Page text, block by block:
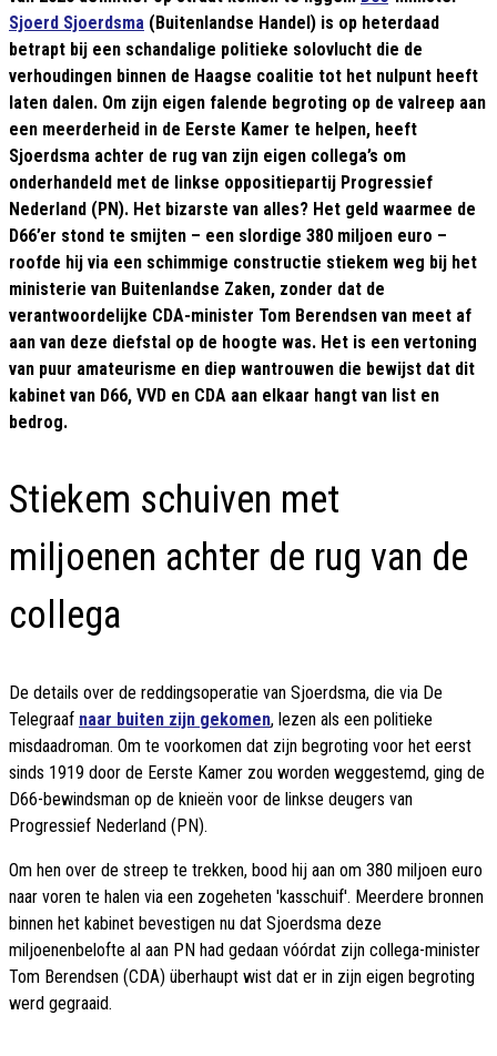
Sjoerd Sjoerdsma (Buitenlandse Handel) is op heterdaad
betrapt bij een schandalige politieke solovlucht die de
verhoudingen binnen de Haagse coalitie tot het nulpunt heeft
laten dalen. Om zijn eigen falende begroting op de valreep aan
een meerderheid in de Eerste Kamer te helpen, heeft
Sjoerdsma achter de rug van zijn eigen collega’s om
onderhandeld met de linkse oppositiepartij Progressief
Nederland (PN). Het bizarste van alles? Het geld waarmee de
D66’er stond te smijten – een slordige 380 miljoen euro –
roofde hij via een schimmige constructie stiekem weg bij het
ministerie van Buitenlandse Zaken, zonder dat de
verantwoordelijke CDA-minister Tom Berendsen van meet af
aan van deze diefstal op de hoogte was. Het is een vertoning
van puur amateurisme en diep wantrouwen die bewijst dat dit
kabinet van D66, VVD en CDA aan elkaar hangt van list en
bedrog.
Stiekem schuiven met
miljoenen achter de rug van de
collega
De details over de reddingsoperatie van Sjoerdsma, die via De
Telegraaf naar buiten zijn gekomen, lezen als een politieke
misdaadroman. Om te voorkomen dat zijn begroting voor het eerst
sinds 1919 door de Eerste Kamer zou worden weggestemd, ging de
D66-bewindsman op de knieën voor de linkse deugers van
Progressief Nederland (PN).
Om hen over de streep te trekken, bood hij aan om 380 miljoen euro
naar voren te halen via een zogeheten 'kasschuif'. Meerdere bronnen
binnen het kabinet bevestigen nu dat Sjoerdsma deze
miljoenenbelofte al aan PN had gedaan vóórdat zijn collega-minister
Tom Berendsen (CDA) überhaupt wist dat er in zijn eigen begroting
werd gegraaid.